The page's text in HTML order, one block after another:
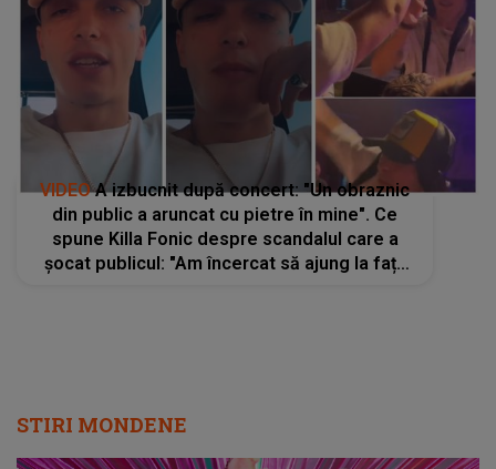
din public a aruncat cu pietre în mine". Ce
spune Killa Fonic despre scandalul care a
șocat publicul: "Am încercat să ajung la fața
lui pentru că erau și minori prin preajmă. E
ceva ce nu se face"
STIRI MONDENE